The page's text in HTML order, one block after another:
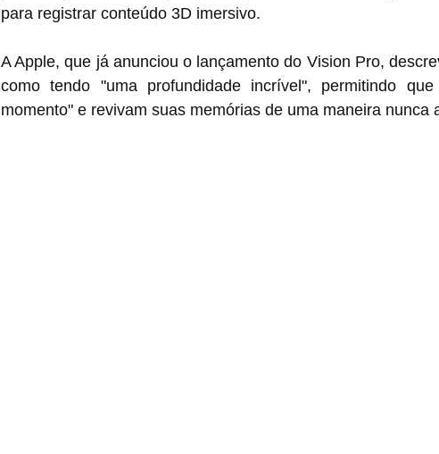
para registrar conteúdo 3D imersivo.
A Apple, que já anunciou o lançamento do Vision Pro,
como tendo "uma profundidade incrível", permitindo
momento" e revivam suas memórias de uma maneira nunca